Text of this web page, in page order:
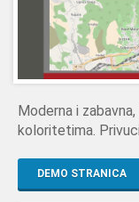
Moderna i
koloritetima.
DEMO STRANICA